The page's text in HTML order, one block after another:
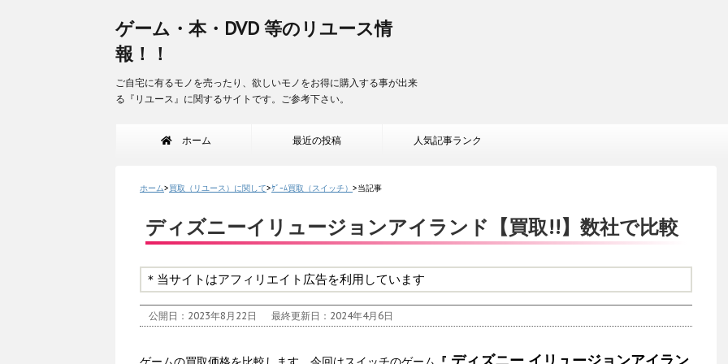
ゲーム・本・DVD 等のリユース情
報！！
ご自宅に有るモノを売ったり、欲しいモノをお得に購入する事が出来
る『リユース』に関するサイトです。ご参考下さい。
ホーム 最近の投稿 人気記事ランク
ホーム>買取（リユース）に関して>ｹﾞｰﾑ買取（スイッチ） >当記事
ディズニーイリュージョンアイランド【買取!!】数社で比較
＊当サイトはアフィリエイト広告を利用しています
公開日：2023年8月22日 最終更新日：2024年4月6日